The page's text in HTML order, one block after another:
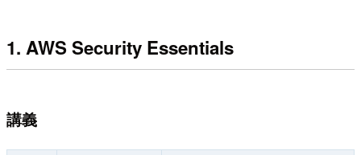
1. AWS Security Essentials
講義